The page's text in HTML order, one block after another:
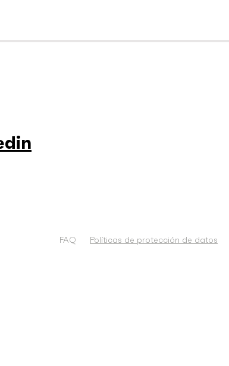
FAQ Políticas de protección de datos